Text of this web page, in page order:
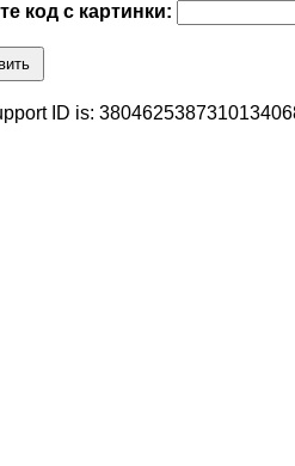
код с картинки:
ID is: